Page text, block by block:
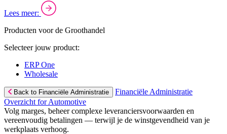
Lees meer:
Producten voor de Groothandel
Selecteer jouw product:
ERP One
Wholesale
Back to Financiële Administratie
Financiële Administratie
Overzicht for Automotive
Volg marges, beheer complexe leveranciersvoorwaarden en
vereenvoudig betalingen — terwijl je de winstgevendheid van je
werkplaats verhoog.